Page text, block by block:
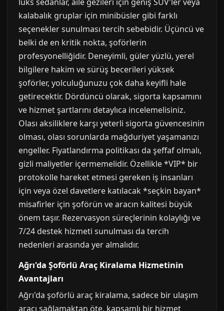
kalabalık gruplar için minibüsler gibi farklı
seçenekler sunulması tercih sebebidir. Üçüncü ve
belki de en kritik nokta, şoförlerin
profesyonelliğidir. Deneyimli, güler yüzlü, yerel
bilgilere hakim ve sürüş becerileri yüksek
şoförler, yolculuğunuzu çok daha keyifli hale
getirecektir. Dördüncü olarak, sigorta kapsamını
ve hizmet şartlarını detaylıca incelemelisiniz.
Olası aksiliklere karşı yeterli sigorta güvencesinin
olması, olası sorunlarda mağduriyet yaşamanızı
engeller. Fiyatlandırma politikası da şeffaf olmalı,
gizli maliyetler içermemelidir. Özellikle *VIP* bir
protokolle hareket etmesi gereken iş insanları
için veya özel davetlere katılacak *seçkin bayan*
misafirler için şoförün ve aracın kalitesi büyük
önem taşır. Rezervasyon süreçlerinin kolaylığı ve
7/24 destek hizmeti sunulması da tercih
nedenleri arasında yer almalıdır.
Ağrı'da Şoförlü Araç Kiralama Hizmetinin
Avantajları
Ağrı'da şoförlü araç kiralama, sadece bir ulaşım
aracı sağlamaktan öte, kapsamlı bir hizmet